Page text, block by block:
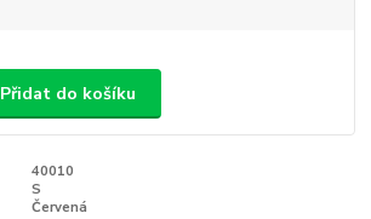
Přidat do košíku
40010
S
Červená